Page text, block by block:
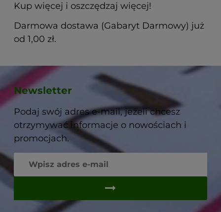
Kup więcej i oszczędzaj więcej!
Darmowa dostawa (Gabaryt Darmowy) już
od 1,00 zł.
Newsletter
Podaj swój adres e-mail, jeżeli chcesz
otrzymywać informacje o nowościach i
promocjach.